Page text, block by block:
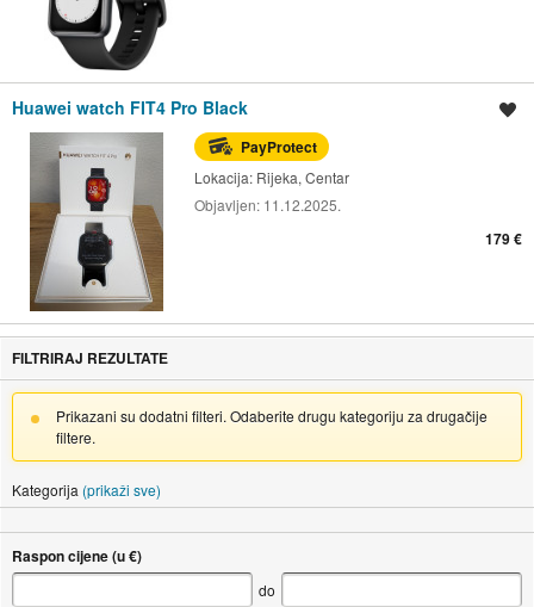
Huawei watch FIT4 Pro Black
PayProtect
Lokacija: Rijeka, Centar
Objavljen: 11.12.2025.
179 €
FILTRIRAJ REZULTATE
Prikazani su dodatni filteri. Odaberite drugu kategoriju za drugačije
filtere.
Kategorija (prikaži sve)
Raspon cijene (u €)
do